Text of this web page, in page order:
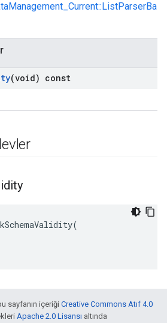
(void) const
(
sayfanın içeriği Creative Commons Atıf 4.0
Apache 2.0 Lisansı altında